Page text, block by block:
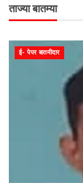
ताज्या बातम्या
ई- पेपर बातमीदार